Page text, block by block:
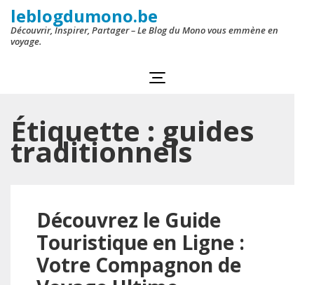
leblogdumono.be
Découvrir, Inspirer, Partager – Le Blog du Mono vous emmène en
voyage.
Étiquette : guides
traditionnels
Découvrez le Guide
Touristique en Ligne :
Votre Compagnon de